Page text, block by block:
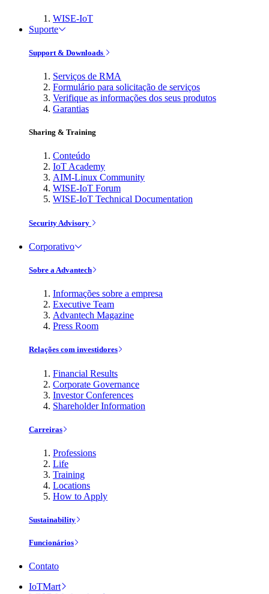
WISE-IoT
Suporte
Support & Downloads
Serviços de RMA
Formulário para solicitação de serviços
Verifique as informações dos seus produtos
Garantias
Sharing & Training
Conteúdo
IoT Academy
AIM-Linux Community
WISE-IoT Forum
WISE-IoT Technical Documentation
Security Advisory
Corporativo
Sobre a Advantech
Informações sobre a empresa
Executive Team
Advantech Magazine
Press Room
Relações com investidores
Financial Results
Corporate Governance
Investor Conferences
Shareholder Information
Carreiras
Professions
Life
Training
Locations
How to Apply
Sustainability
Funcionários
Contato
IoTMart